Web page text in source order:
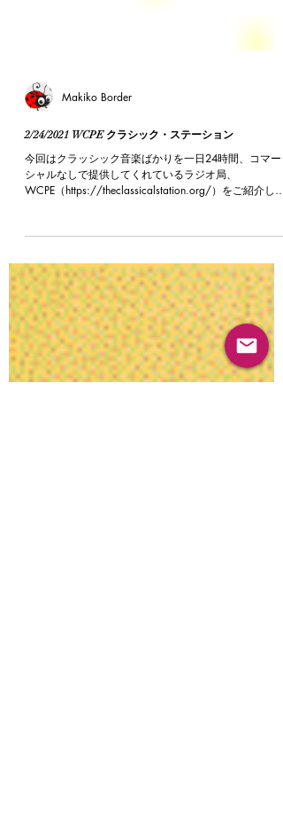
Makiko Border
今回はクラッシック音楽ばかりを一日24時間、コマー
WCPE（https://theclassicalstation.org/）をご紹介した
い． WCPEはノースカロライナ州の州都、ローリーエ
リアに拠点を置き、この40年以上、リスナーか...